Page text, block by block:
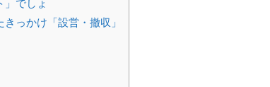
っかけ「設営・撤収」